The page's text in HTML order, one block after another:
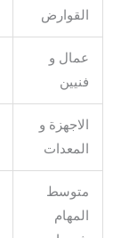
القوارض
عمال و
فنيين
الاجهزة و
المعدات
متوسط
المهام